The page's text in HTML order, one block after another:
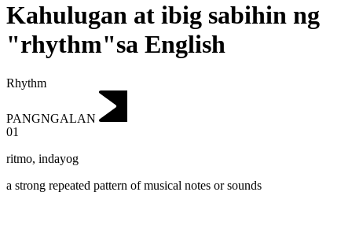
Kahulugan at ibig sabihin ng
"rhythm"sa English
Rhythm
PANGNGALAN
01
ritmo, indayog
a strong repeated pattern of musical notes or sounds